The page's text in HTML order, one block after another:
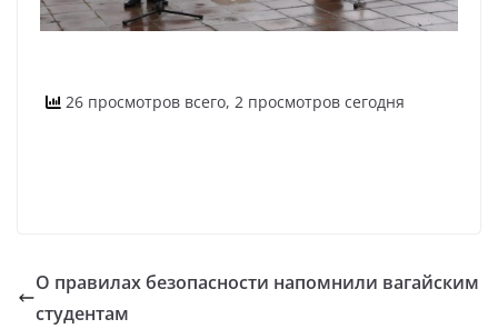
26 просмотров всего, 2 просмотров сегодня
О правилах безопасности напомнили вагайским
студентам